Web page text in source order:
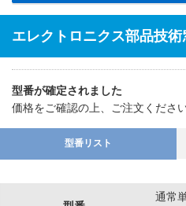
エレクトロニクス部品技術
型番が確定されました
価格をご確認の上、ご注文くださ
型番リスト
通常